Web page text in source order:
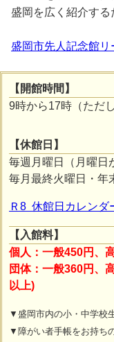
盛岡を広く紹介する
盛岡市先人記念館
【開館時間】
9時から17時（ただ
【休館日】
毎週月曜日（月曜日
毎月最終火曜日・年
Ｒ8 休館日カレンダ
【入館料】
個人：一般450円、
団体：一般360円、
以上)
▼盛岡市内の小・中学校
▼障がい者手帳をお持ち